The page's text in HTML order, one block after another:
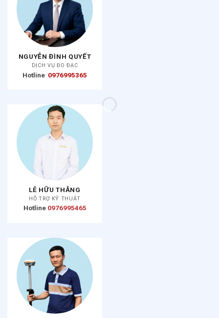
NGUYỄN ĐÌNH QUYẾT
DỊCH VỤ ĐO ĐẠC
Hotline 0976995365
LÊ HỮU THẮNG
HỖ TRỢ KỸ THUẬT
Hotline 0976995465